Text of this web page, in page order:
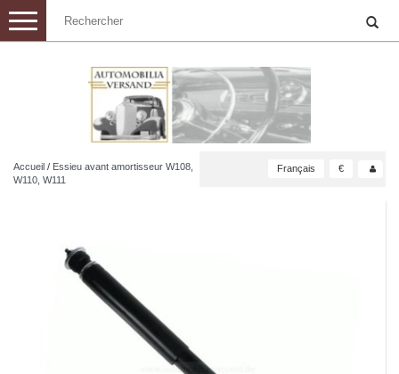
Toggle
navigation
Accueil / Essieu avant amortisseur W108,
W110, W111
Français €